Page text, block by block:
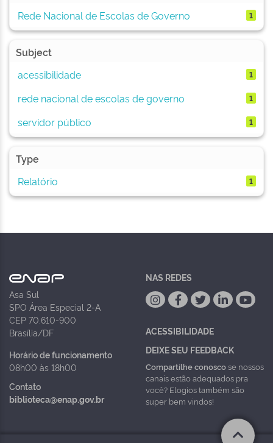
Rede Nacional de Escolas de Governo
1
Subject
acessibilidade
1
rede nacional de escolas de governo 1
servidor público 1
Type
Relatório
1
Asa Sul
SPO Área Especial 2-A
CEP 70.610-900
Brasília/DF
Horário de funcionamento
08h00 às 18h00
Contato
biblioteca@enap.gov.br
NAS REDES
ACESSIBILIDADE
DEIXE SEU FEEDBACK
Compartilhe conoscose nossos
canais estão adequados pra
você? Elogios também são
super bem vindos!